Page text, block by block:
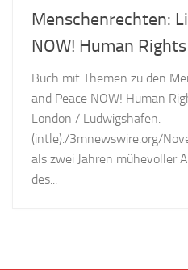
Menschenrechten:
NOW! Human
Buch mit Themen zu den
and Peace NOW! Human
London / Ludwigshafen.
(intle)./3mnewswire.org/
als zwei Jahren mühevoller
des...